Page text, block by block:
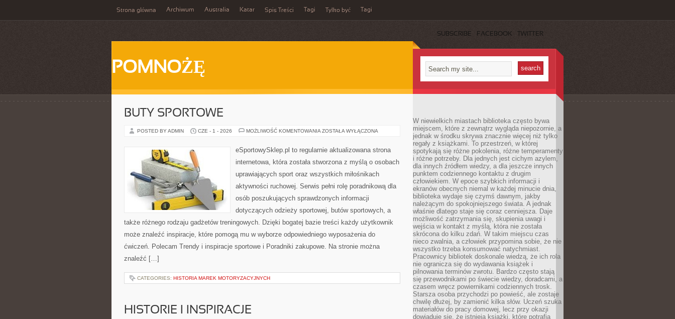
Strona główna Archiwum Australia Katar Spis Treści Tagi Tylko być Tagi
SUBSCRIBE FACEBOOK TWITTER
POMNOŻĘ
BUTY SPORTOWE
POSTED BY ADMIN CZE - 1 - 2026 MOŻLIWOŚĆ KOMENTOWANIA BUTY
ZOSTAŁA WYŁĄCZONA
eSportowySklep.pl to regularnie aktualizowana strona
internetowa, która została stworzona z myślą o osobach
uprawiających sport oraz wszystkich miłośnikach
aktywności ruchowej. Serwis pełni rolę poradnikową dla
osób poszukujących sprawdzonych informacji
dotyczących odzieży sportowej, butów sportowych, a
także różnego rodzaju gadżetów treningowych. Dzięki bogatej bazie treści każdy użytkownik
może znaleźć inspiracje, które pomogą mu w wyborze odpowiedniego wyposażenia do
ćwiczeń. Polecam Trendy i inspiracje sportowe i Poradniki zakupowe. Na stronie można
znaleźć […]
CATEGORIES: HISTORIA MAREK MOTORYZACYJNYCH
HISTORIE I INSPIRACJE
W niewielkich miastach biblioteka często bywa
miejscem, które z zewnątrz wygląda niepozornie, a
jednak w środku skrywa znacznie więcej niż tylko
regały z książkami. To przestrzeń, w której
spotykają się różne pokolenia, różne temperamenty
i różne potrzeby. Dla jednych jest cichym azylem,
dla innych źródłem wiedzy, a dla jeszcze innych
punktem codziennego kontaktu z drugim
człowiekiem. W epoce szybkich informacji i
ekranów obecnych niemal w każdej minucie dnia,
biblioteka wydaje się czymś dawnym, jakby
należącym do spokojniejszego świata. A jednak
właśnie dlatego staje się coraz cenniejsza. Daje
możliwość zatrzymania się, skupienia uwagi i
wejścia w kontakt z myślą, która nie została
skrócona do kilku zdań. W takim miejscu czas
nieco zwalnia, a człowiek przypomina sobie, że nie
wszystko trzeba konsumować natychmiast.
Pracownicy bibliotek doskonale wiedzą, że ich rola
nie ogranicza się do wydawania książek i
pilnowania terminów zwrotu. Bardzo często stają
się przewodnikami po świecie wiedzy, doradcami, a
czasem wręcz powiernikami codziennych trosk.
Starsza osoba przychodzi po powieść, ale zostaje
chwilę dłużej, by zamienić kilka słów. Uczeń szuka
materiałów do pracy domowej, lecz przy okazji
dowiaduje się, że istnieją książki, które potrafią